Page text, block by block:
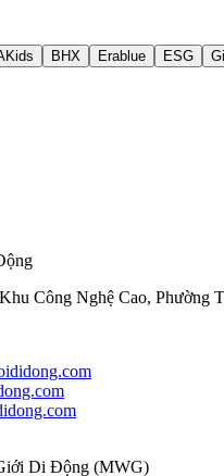
BHX Erablue ESG
Công Nghệ Cao, Phường
Di Động (MWG)